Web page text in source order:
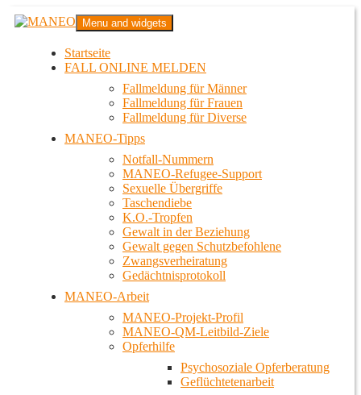
Zum
InhaltMANEO
Das schwule Anti-Gewalt-Projekt in Berlin
Menu and widgets
Startseite
FALL ONLINE MELDEN
Fallmeldung für Männer
Fallmeldung für Frauen
Fallmeldung für Diverse
MANEO-Tipps
Notfall-Nummern
MANEO-Refugee-Support
Sexuelle Übergriffe
Taschendiebe
K.O.-Tropfen
Gewalt in der Beziehung
Gewalt gegen Schutzbefohlene
Zwangsverheiratung
Gedächtnisprotokoll
MANEO-Arbeit
MANEO-Projekt-Profil
MANEO-QM-Leitbild-Ziele
Opferhilfe
Psychosoziale Opferberatung
Geflüchtetenarbeit